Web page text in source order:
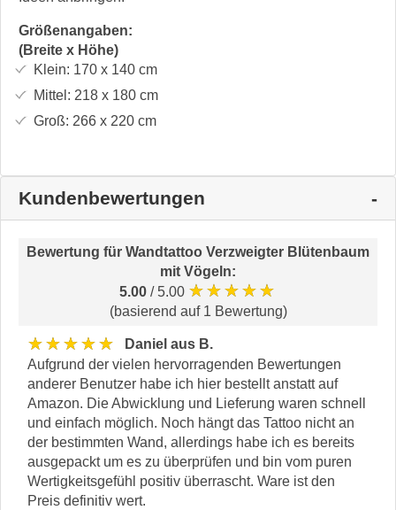
Größenangaben:
(Breite x Höhe)
Klein: 170 x 140cm
Mittel: 218 x 180cm
Groß: 266 x 220cm
Kundenbewertungen
Bewertung für Wandtattoo Verzweigter Blütenbaum
mit Vögeln:
5.00 / 5.00 ★★★★★
(basierend auf 1 Bewertung)
★★★★★
Daniel aus B.
Aufgrund der vielen hervorragenden Bewertungen
anderer Benutzer habe ich hier bestellt anstatt auf
Amazon. Die Abwicklung und Lieferung waren schnell
und einfach möglich. Noch hängt das Tattoo nicht an
der bestimmten Wand, allerdings habe ich es bereits
ausgepackt um es zu überprüfen und bin vom puren
Wertigkeitsgefühl positiv überrascht. Ware ist den
Preis definitiv wert.